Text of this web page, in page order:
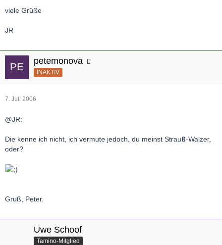
viele Grüße
JR
petemonova
INAKTIV
7. Juli 2006
@JR:
Die kenne ich nicht, ich vermute jedoch, du meinst Strauß-Walzer,
oder?
Gruß, Peter.
Uwe Schoof
Tamino-Mitglied